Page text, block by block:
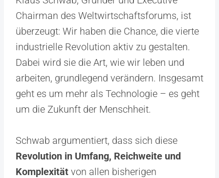
Chairman des Weltwirtschaftsforums, ist
überzeugt: Wir haben die Chance, die vierte
industrielle Revolution aktiv zu gestalten.
Dabei wird sie die Art, wie wir leben und
arbeiten, grundlegend verändern. Insgesamt
geht es um mehr als Technologie – es geht
um die Zukunft der Menschheit.
Schwab argumentiert, dass sich diese
Revolution in Umfang, Reichweite und
Komplexität von allen bisherigen